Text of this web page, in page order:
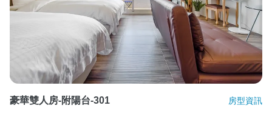
豪華雙人房-附陽台-301 房型資訊